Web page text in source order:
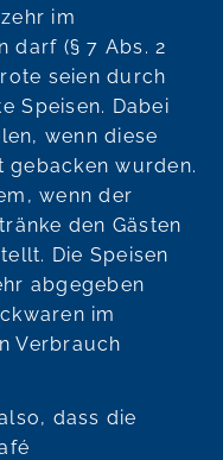
im
darf (§ 7 Abs. 2
seien durch
Speisen. Dabei
wenn diese
gebacken wurden.
wenn der
den Gästen
Die Speisen
abgegeben
im
Verbrauch
dass die